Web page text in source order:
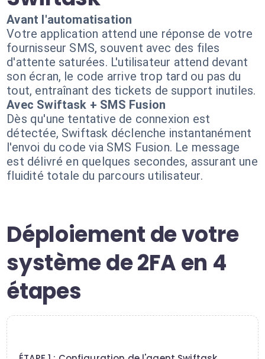
Avant l'automatisation
Votre application attend une réponse de votre
fournisseur SMS, souvent avec des files
d'attente saturées. L'utilisateur attend devant
son écran, le code arrive trop tard ou pas du
tout, entraînant des tickets de support inutiles.
Avec Swiftask + SMS Fusion
Dès qu'une tentative de connexion est
détectée, Swiftask déclenche instantanément
l'envoi du code via SMS Fusion. Le message
est délivré en quelques secondes, assurant une
fluidité totale du parcours utilisateur.
Déploiement de votre
système de 2FA en 4
étapes